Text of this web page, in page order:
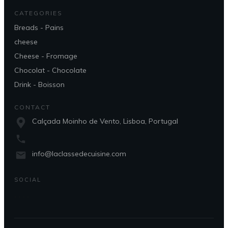
CATEGORIES
Breads - Pains
cheese
Cheese - Fromage
Chocolat - Chocolate
Drink - Boisson
CONTACT
Calçada Moinho de Vento, Lisboa, Portugal
info@laclassedecuisine.com
SOCIAL